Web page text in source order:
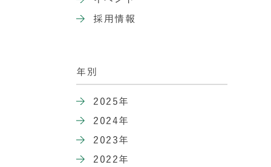
採用情報
年別
2025年
2024年
2023年
2022年